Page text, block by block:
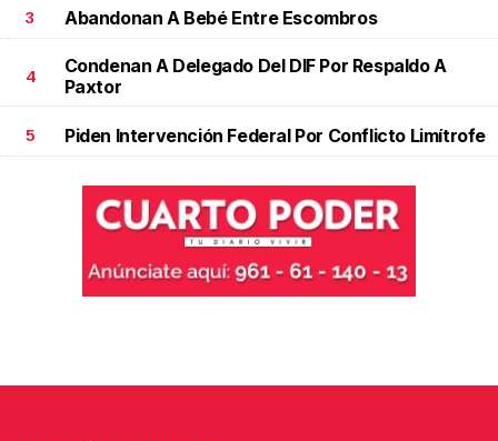
3 Abandonan A Bebé Entre Escombros
4
Condenan A Delegado Del DIF Por Respaldo A
Paxtor
5 Piden Intervención Federal Por Conflicto Limítrofe